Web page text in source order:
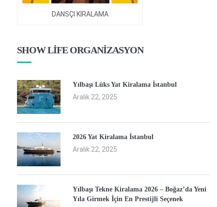
DANSÇI KİRALAMA
SHOW LİFE ORGANİZASYON
Yılbaşı Lüks Yat Kiralama İstanbul
Aralık 22, 2025
2026 Yat Kiralama İstanbul
Aralık 22, 2025
Yılbaşı Tekne Kiralama 2026 – Boğaz’da Yeni
Yıla Girmek İçin En Prestijli Seçenek